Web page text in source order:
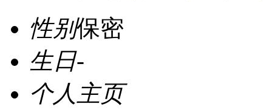
性别保密
生日-
个人主页